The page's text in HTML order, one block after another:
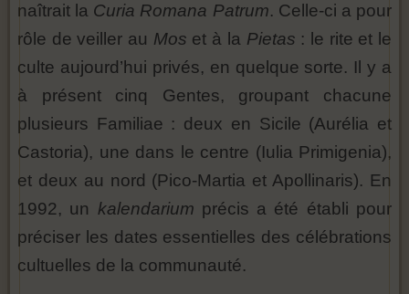
naîtrait la Curia Romana Patrum. Celle-ci a pour
rôle de veiller au Mos et à la Pietas : le rite et le
culte aujourd’hui privés, en quelque sorte. Il y a
à présent cinq Gentes, groupant chacune
plusieurs Familiae : deux en Sicile (Aurélia et
Castoria), une dans le centre (Iulia Primigenia),
et deux au nord (Pico-Martia et Apollinaris). En
1992, un kalendarium précis a été établi pour
préciser les dates essentielles des célébrations
cultuelles de la communauté.